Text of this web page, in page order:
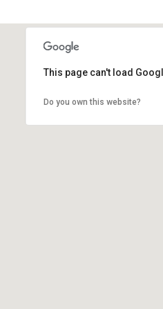
This page can't load
Do you own this website?